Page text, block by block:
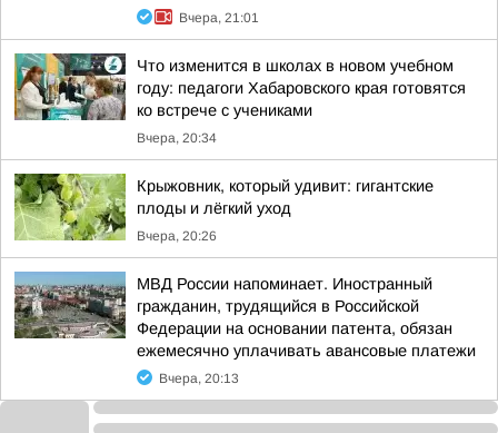
Вчера, 21:01
Что изменится в школах в новом учебном
году: педагоги Хабаровского края готовятся
ко встрече с учениками
Вчера, 20:34
Крыжовник, который удивит: гигантские
плоды и лёгкий уход
Вчера, 20:26
МВД России напоминает. Иностранный
гражданин, трудящийся в Российской
Федерации на основании патента, обязан
ежемесячно уплачивать авансовые платежи
Вчера, 20:13